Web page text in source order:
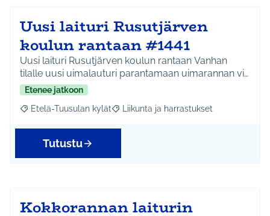
Uusi laituri Rusutjärven
koulun rantaan #1441
Uusi laituri Rusutjärven koulun rantaan Vanhan
tilalle uusi uimalauturi parantamaan uimarannan vi…
Etenee jatkoon
Rajaa tulokset aihepiirin mukaan: Etelä-Tuusulan kylät
Etelä-Tuusulan kylät Rajaa tulokset teeman mukaan:
Liikunta ja harrastukset
Tutustu
Kokkorannan laiturin